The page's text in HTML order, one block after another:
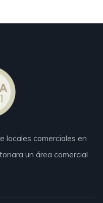
locales comerciales en
un área comercial